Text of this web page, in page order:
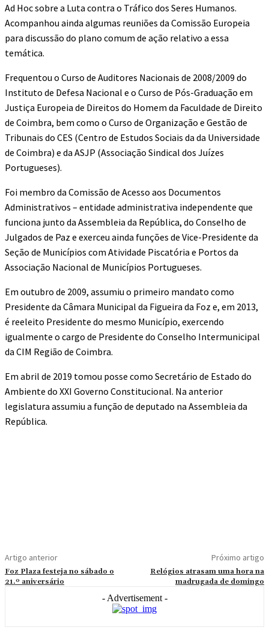
Ad Hoc sobre a Luta contra o Tráfico dos Seres Humanos.
Acompanhou ainda algumas reuniões da Comissão Europeia
para discussão do plano comum de ação relativo a essa
temática.
Frequentou o Curso de Auditores Nacionais de 2008/2009 do
Instituto de Defesa Nacional e o Curso de Pós-Graduação em
Justiça Europeia de Direitos do Homem da Faculdade de Direito
de Coimbra, bem como o Curso de Organização e Gestão de
Tribunais do CES (Centro de Estudos Sociais da da Universidade
de Coimbra) e da ASJP (Associação Sindical dos Juízes
Portugueses).
Foi membro da Comissão de Acesso aos Documentos
Administrativos – entidade administrativa independente que
funciona junto da Assembleia da República, do Conselho de
Julgados de Paz e exerceu ainda funções de Vice-Presidente da
Seção de Municípios com Atividade Piscatória e Portos da
Associação Nacional de Municípios Portugueses.
Em outubro de 2009, assumiu o primeiro mandato como
Presidente da Câmara Municipal da Figueira da Foz e, em 2013,
é reeleito Presidente do mesmo Município, exercendo
igualmente o cargo de Presidente do Conselho Intermunicipal
da CIM Região de Coimbra.
Em abril de 2019 tomou posse como Secretário de Estado do
Ambiente do XXI Governo Constitucional. Na anterior
legislatura assumiu a função de deputado na Assembleia da
República.
Artigo anterior
Foz Plaza festeja no sábado o
21.º aniversário
Próximo artigo
Relógios atrasam uma hora na
madrugada de domingo
- Advertisement -